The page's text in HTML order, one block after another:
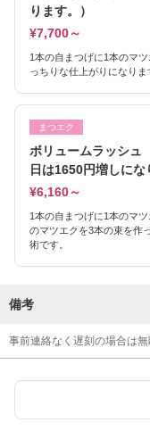
ります。）
¥7,700～
1本の自まつげに1本のマ
っちりな仕上がりになり
まつエク
ボリュームラッシ
日は1650円増しにな
¥6,160～
1本の自まつげに1本のマ
のマツエクを3本の束を作
術です。
備考
事前連絡なく遅刻の場合は